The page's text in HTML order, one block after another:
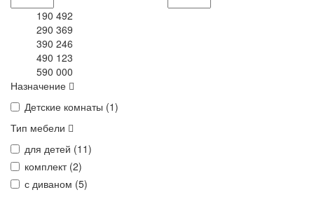
190 492
290 369
390 246
490 123
590 000
Назначение
Детские комнаты (1)
Тип мебели
для детей (11)
комплект (2)
с диваном (5)